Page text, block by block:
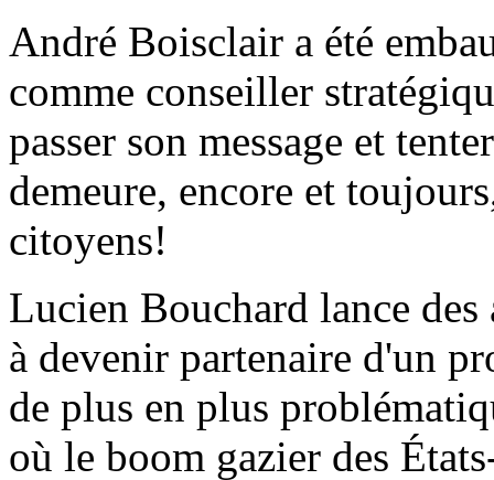
André Boisclair a été
comme conseiller
passer son message et
demeure, encore et
citoyens!
Lucien Bouchard lance des
à devenir partenaire d'un
de plus en plus
où le boom gazier des